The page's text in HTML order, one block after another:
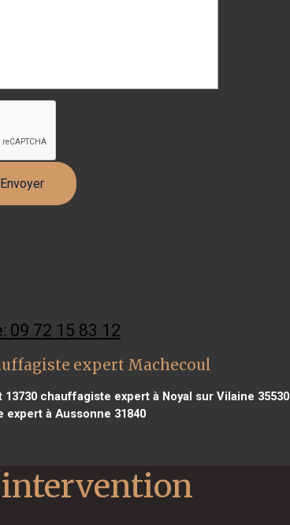
09 72 15 83 12
expert Machecoul
chauffagiste expert à Noyal sur Vilaine 35530
expert à Aussonne 31840